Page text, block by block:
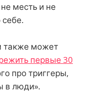
месть и не
также может
первые 30
про триггеры,
в люди».